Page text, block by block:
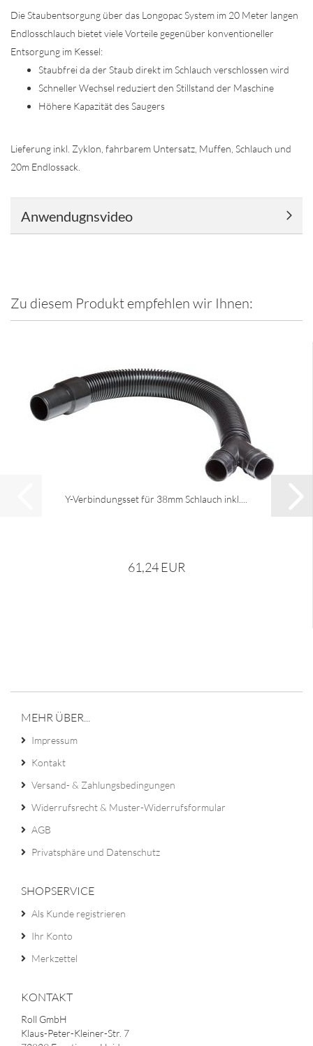
Die Staubentsorgung über das Longopac System im 20 Meter langen
Endlosschlauch bietet viele Vorteile gegenüber konventioneller
Entsorgung im Kessel:
Staubfrei da der Staub direkt im Schlauch verschlossen wird
Schneller Wechsel reduziert den Stillstand der Maschine
Höhere Kapazität des Saugers
Lieferung inkl. Zyklon, fahrbarem Untersatz, Muffen, Schlauch und
20m Endlossack.
Anwendugnsvideo
Zu diesem Produkt empfehlen wir Ihnen:
Y-Verbindungsset für 38mm Schlauch inkl....
61,24 EUR
MEHR ÜBER...
Impressum
Kontakt
Versand- & Zahlungsbedingungen
Widerrufsrecht & Muster-Widerrufsformular
AGB
Privatsphäre und Datenschutz
SHOPSERVICE
Als Kunde registrieren
Ihr Konto
Merkzettel
KONTAKT
Roll GmbH
Klaus-Peter-Kleiner-Str. 7